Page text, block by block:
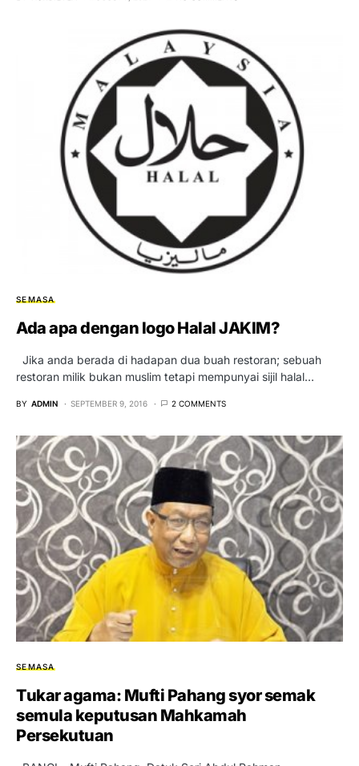
SEMASA
Ada apa dengan logo Halal JAKIM?
Jika anda berada di hadapan dua buah restoran; sebuah
restoran milik bukan muslim tetapi mempunyai sijil halal…
BY ADMIN SEPTEMBER 9, 2016 2 COMMENTS
SEMASA
Tukar agama: Mufti Pahang syor semak
semula keputusan Mahkamah
Persekutuan